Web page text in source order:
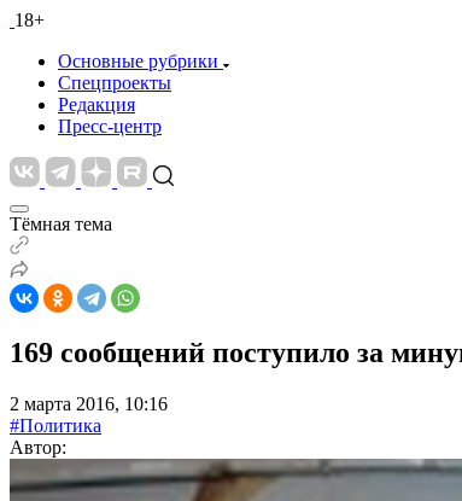
18+
Основные рубрики
Спецпроекты
Редакция
Пресс-центр
Тёмная тема
169 сообщений поступило за
2 марта 2016, 10:16
#Политика
Автор: